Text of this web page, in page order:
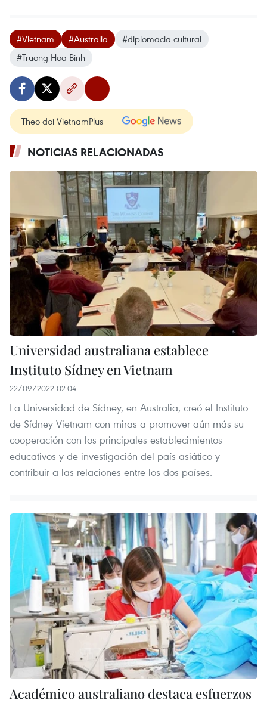
#Vietnam #Australia
#diplomacia cultural
#Truong Hoa Binh
Theo dõi VietnamPlus
NOTICIAS RELACIONADAS
Universidad australiana establece
Instituto Sídney en Vietnam
22/09/2022 02:04
La Universidad de Sídney, en Australia, creó el Instituto
de Sídney Vietnam con miras a promover aún más su
cooperación con los principales establecimientos
educativos y de investigación del país asiático y
contribuir a las relaciones entre los dos países.
Académico australiano destaca esfuerzos